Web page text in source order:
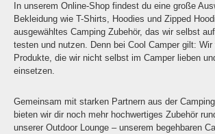
In unserem Online-Shop findest du eine große
Bekleidung wie T-Shirts, Hoodies und Zipped
ausgewähltes Camping Zubehör, das wir selbst
testen und nutzen. Denn bei Cool Camper gilt: Wir
Produkte, die wir nicht selbst im Camper lieben
einsetzen.
Gemeinsam mit starken Partnern aus der
bieten wir dir noch mehr hochwertiges Zubehör
unserer Outdoor Lounge – unserem begehbaren